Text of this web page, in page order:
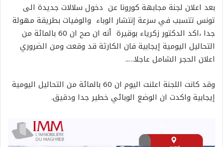
بعد اعلان لجنة مجابهة كورونا عن دخول سلالات جديدة الى
تونس تتسبب في سرعة إنتشار الوباء والوفيات بطريقة مهولة
جدا ،اكد الدكتور زكرياء بوقيرة أنه ان صح ان 60 بالمائة من
التحاليل اليومية إيجابية فان الكارثة قد وقعت ومن الضروري
اعلان الحجر الشامل عاجلا…..
وقد كانت اللجنة اعلنت اليوم ان 60 بالمائة من التحاليل اليومية
إيجابية واكدت ان الوضع الوبائي خطير جدا ودقيق.